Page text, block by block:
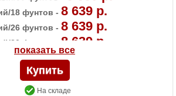
18 фунтов - 8 639 р.
26 фунтов - 8 639 р.
30 фунтов - 8 639 р.
18 фунтов -8 639 р.
22 фунта -8 639 р.
30 фунтов -8 639 р.
показать все
На складе